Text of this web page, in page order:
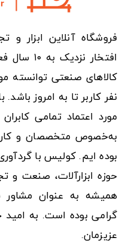
فروشگاه آنلاین ابزار
افتخار
نفر کاربر تا به امروز
مورد اعتماد تمامی
به‌خصوص متخصصان و
بوده ایم. کولیس با
حوزه ابزارآلات، صنعت
همیشه به عنوان مشاور
گرامی بوده است. به
عزیزمان.